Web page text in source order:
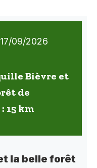
09/2026
Bièvre et
de
15 km
la belle forêt